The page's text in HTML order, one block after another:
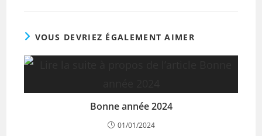
VOUS DEVRIEZ ÉGALEMENT AIMER
Bonne année 2024
01/01/2024